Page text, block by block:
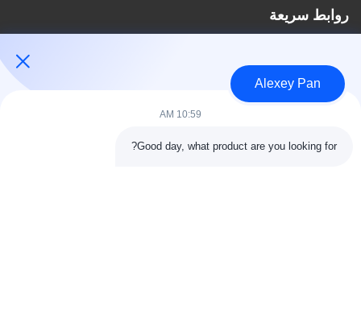
روابط سريعة
معلومات عنا
المنتجات
اتصل بنا
فئات
Alexey Pan
10:59 AM
Good day, what product are you looking for?